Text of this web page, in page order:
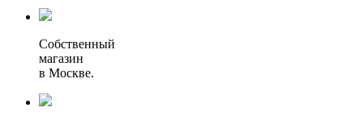
Собственный
магазин
в Москве.